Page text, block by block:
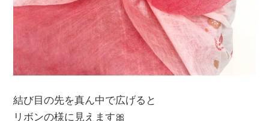
結び目の先を真ん中で広げると
リボンの様に見えます🎀